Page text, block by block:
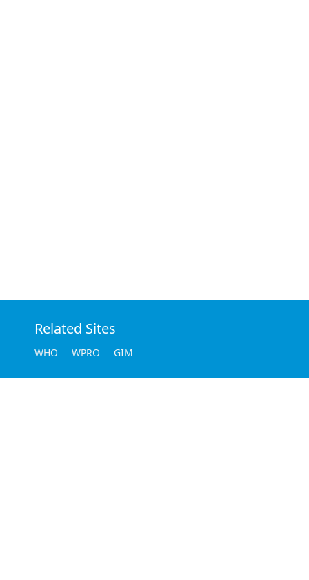
Related Sites
WHO WPRO GIM